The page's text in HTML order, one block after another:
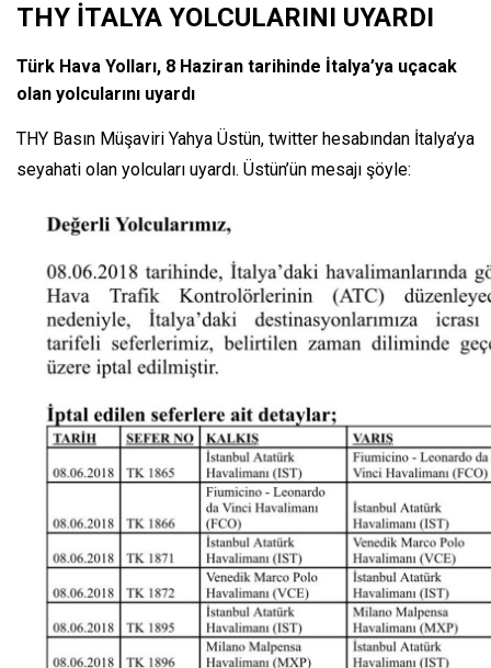
THY İTALYA YOLCULARINI UYARDI
Türk Hava Yolları, 8 Haziran tarihinde İtalya’ya uçacak
olan yolcularını uyardı
THY Basın Müşaviri Yahya Üstün, twitter hesabından İtalya’ya
seyahati olan yolcuları uyardı. Üstün’ün mesajı şöyle: